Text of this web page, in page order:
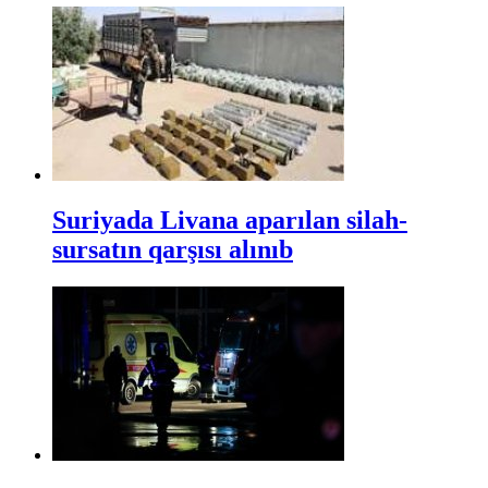
Suriyada Livana aparılan silah-
sursatın qarşısı alınıb